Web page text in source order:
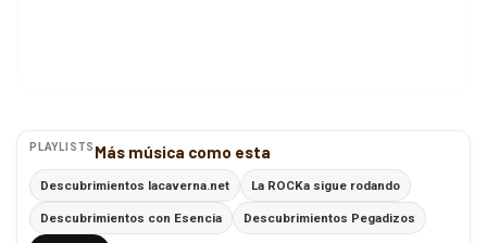
PLAYLISTS Más música como esta
Descubrimientos lacaverna.net La ROCKa sigue rodando
Descubrimientos con Esencia Descubrimientos Pegadizos